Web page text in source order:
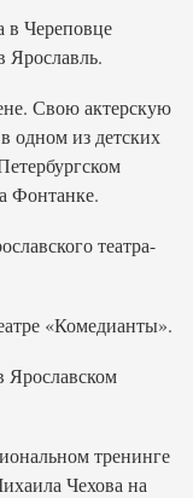
в Череповце
Ярославль.
Свою актерскую
одном из детских
Фонтанке.
театра-
«Комедианты».
Ярославском
тренинге
Чехова на